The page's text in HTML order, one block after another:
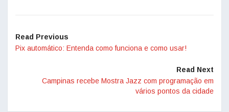
Read Previous
Pix automático: Entenda como funciona e como usar!
Read Next
Campinas recebe Mostra Jazz com programação em
vários pontos da cidade